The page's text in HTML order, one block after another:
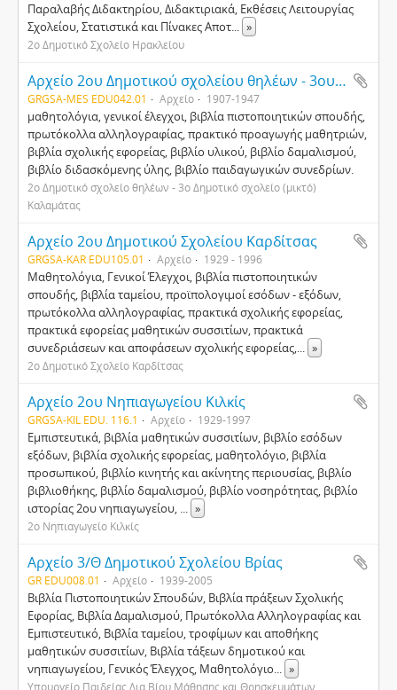
Παραλαβής Διδακτηρίου, Διδακτιριακά, Eκθέσεις Λειτουργίας
Σχολείου, Στατιστικά και Πίνακες Aποτ... »
2ο Δημοτικό Σχολείο Ηρακλείου
Αρχείο 2ου Δημοτικού σχολείου θηλέων - 3ου Δημοτικού σχολείου (μικτού) Καλαμάτας
GRGSA-MES EDU042.01 Αρχείο 1907-1947
μαθητολόγια, γενικοί έλεγχοι, βιβλία πιστοποιητικών σπουδής,
πρωτόκολλα αλληλογραφίας, πρακτικό προαγωγής μαθητριών,
βιβλία σχολικής εφορείας, βιβλίο υλικού, βιβλίο δαμαλισμού,
βιβλίο διδασκόμενης ύλης, βιβλίο παιδαγωγικών συνεδρίων.
2ο Δημοτικό σχολείο θηλέων - 3ο Δημοτικό σχολείο (μικτό)
Καλαμάτας
Αρχείο 2ου Δημοτικού Σχολείου Καρδίτσας
GRGSA-KAR EDU105.01 Αρχείο 1929 - 1996
Μαθητολόγια, Γενικοί Έλεγχοι, βιβλία πιστοποιητικών
σπουδής, βιβλία ταμείου, προϊπολογιμοί εσόδων - εξόδων,
πρωτόκολλα αλληλογραφίας, πρακτικά σχολικής εφορείας,
πρακτικά εφορείας μαθητικών συσσιτίων, πρακτικά
συνεδριάσεων και αποφάσεων σχολικής εφορείας,... »
2ο Δημοτικό Σχολείο Καρδίτσας
Αρχείο 2ου Νηπιαγωγείου Κιλκίς
GRGSA-KIL EDU. 116.1 Αρχείο 1929-1997
Εμπιστευτικά, βιβλία μαθητικών συσσιτίων, βιβλίο εσόδων
εξόδων, βιβλία σχολικής εφορείας, μαθητολόγιο, βιβλία
προσωπικού, βιβλίο κινητής και ακίνητης περιουσίας, βιβλίο
βιβλιοθήκης, βιβλίο δαμαλισμού, βιβλίο νοσηρότητας, βιβλίο
ιστορίας 2ου νηπιαγωγείου, ... »
2ο Νηπιαγωγείο Κιλκίς
Αρχείο 3/Θ Δημοτικού Σχολείου Βρίας
GR EDU008.01 Αρχείο 1939-2005
Βιβλία Πιστοποιητικών Σπουδών, Βιβλία πράξεων Σχολικής
Εφορίας, Βιβλία Δαμαλισμού, Πρωτόκολλα Αλληλογραφίας και
Εμπιστευτικό, Βιβλία ταμείου, τροφίμων και αποθήκης
μαθητικών συσσιτίων, Βιβλία τάξεων δημοτικού και
νηπιαγωγείου, Γενικός Έλεγχος, Μαθητολόγιο... »
Υπουργείο Παιδείας Δια Βίου Μάθησης και Θρησκευμάτων,